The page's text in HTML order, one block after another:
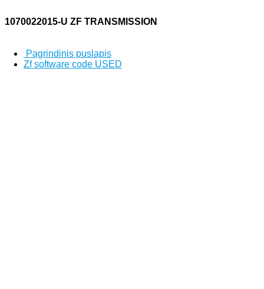
1070022015-U ZF TRANSMISSION
Pagrindinis puslapis
Zf software code USED